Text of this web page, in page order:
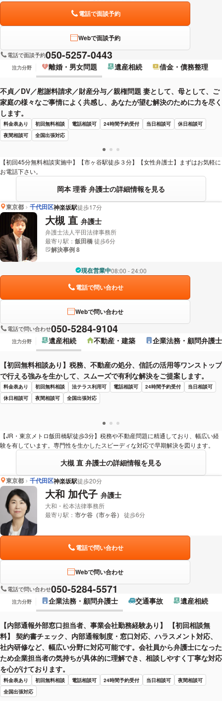
電話で面談予約
Webで面談予約
電話で面談予約050-5257-0443
注力分野 離婚・男女問題 遺産相続 借金・債務整理
不貞／DV／慰謝料請求／財産分与／親権問題 妻として、母として、ご
家庭の様々なご事情によく共感し、あなたが望む解決のために力を尽く
します。
料金表あり 初回無料相談 電話相談可 24時間予約受付 当日相談可
休日相談可
夜間相談可
全国出張対応
【初回45分無料相談実施中】【市ヶ谷駅徒歩３分】【女性弁護士】まずはお気軽に
お電話下さい。
岡本 理香 弁護士の詳細情報を見る
東京都 千代田区神楽坂駅徒歩17分
大槻 直 弁護士
弁護士法人平田法律事務所
最寄り駅： 飯田橋徒歩6分
解決事例 8
現在営業中08:00 - 24:00
電話で問い合わせ
Webで問い合わせ
電話で問い合わせ050-5284-9104
注力分野 遺産相続 不動産・建築 企業法務・顧問弁護士
【初回無料相談あり】税務、不動産の処分、信託の活用等ワンストップ
で行える強みを生かして、スムーズで有利な解決をご提案します。
料金表あり 初回無料相談 法テラス利用可 電話相談可 24時間予約受付
当日相談可
休日相談可
夜間相談可 全国出張対応
【JR・東京メトロ飯田橋駅徒歩3分】税務や不動産問題に精通しており、幅広い経
験を有しています。専門性を生かしたスピーディな対応で早期解決を図ります。
大槻 直 弁護士の詳細情報を見る
東京都 千代田区神楽坂駅徒歩20分
大和 加代子 弁護士
大和・松本法律事務所
最寄り駅： 市ケ谷（市ヶ谷） 徒歩6分
電話で問い合わせ
Webで問い合わせ
電話で問い合わせ050-5284-5571
注力分野 企業法務・顧問弁護士 交通事故 遺産相続
【内部通報外部窓口担当者、事業会社勤務経験あり】 【初回相談無
料】 契約書チェック、内部通報制度・窓口対応、ハラスメント対応、
社内研修など、幅広い分野に対応可能です。会社員から弁護士になった
ため企業担当者の気持ちが具体的に理解でき、相談しやすく丁寧な対応
を心がけております。
料金表あり 初回無料相談 電話相談可 24時間予約受付 当日相談可
夜間相談可
全国出張対応